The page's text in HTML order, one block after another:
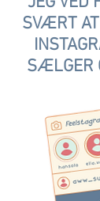
SVÆRT AT
SÆLGER